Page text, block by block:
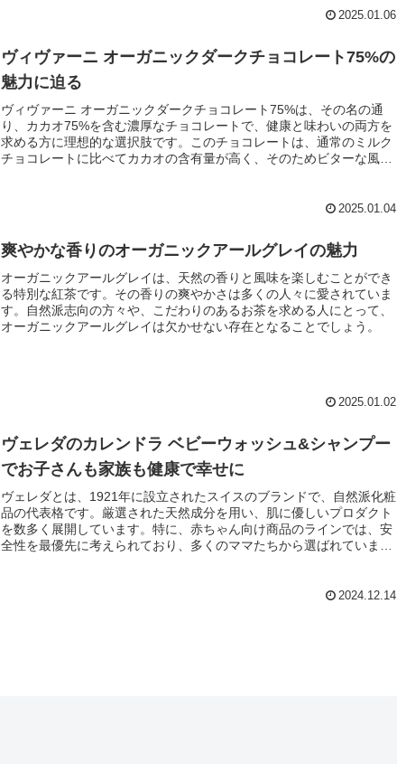
2025.01.06
ヴィヴァーニ オーガニックダークチョコレート75%の
魅力に迫る
ヴィヴァーニ オーガニックダークチョコレート75%は、その名の通
り、カカオ75%を含む濃厚なチョコレートで、健康と味わいの両方を
求める方に理想的な選択肢です。このチョコレートは、通常のミルク
チョコレートに比べてカカオの含有量が高く、そのためビターな風味
2025.01.04
爽やかな香りのオーガニックアールグレイの魅力
オーガニックアールグレイは、天然の香りと風味を楽しむことができ
る特別な紅茶です。その香りの爽やかさは多くの人々に愛されていま
す。自然派志向の方々や、こだわりのあるお茶を求める人にとって、
オーガニックアールグレイは欠かせない存在となることでしょう。
2025.01.02
ヴェレダのカレンドラ ベビーウォッシュ&シャンプー
でお子さんも家族も健康で幸せに
ヴェレダとは、1921年に設立されたスイスのブランドで、自然派化粧
品の代表格です。厳選された天然成分を用い、肌に優しいプロダクト
を数多く展開しています。特に、赤ちゃん向け商品のラインでは、安
全性を最優先に考えられており、多くのママたちから選ばれていま
2024.12.14